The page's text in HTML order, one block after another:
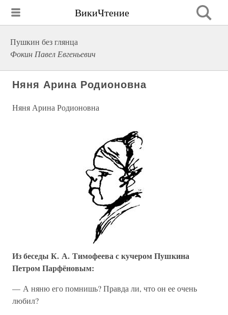
ВикиЧтение
Пушкин без глянца
Фокин Павел Евгеньевич
Няня Арина Родионовна
Няня Арина Родионовна
Из беседы К. А. Тимофеева с кучером Пушкина
Петром Парфёновым:
— А няню его помнишь? Правда ли, что он ее очень
любил?